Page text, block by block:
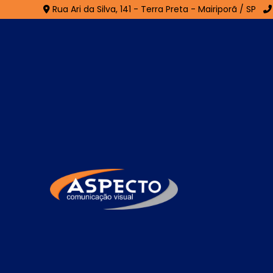
Rua Ari da Silva, 141 - Terra Preta - Mairiporã / SP
modernidade e identidade visual
alumínio composto, essa fachada
que valorizam o design arquitetônico. A
térmico do ambiente e exige baixa